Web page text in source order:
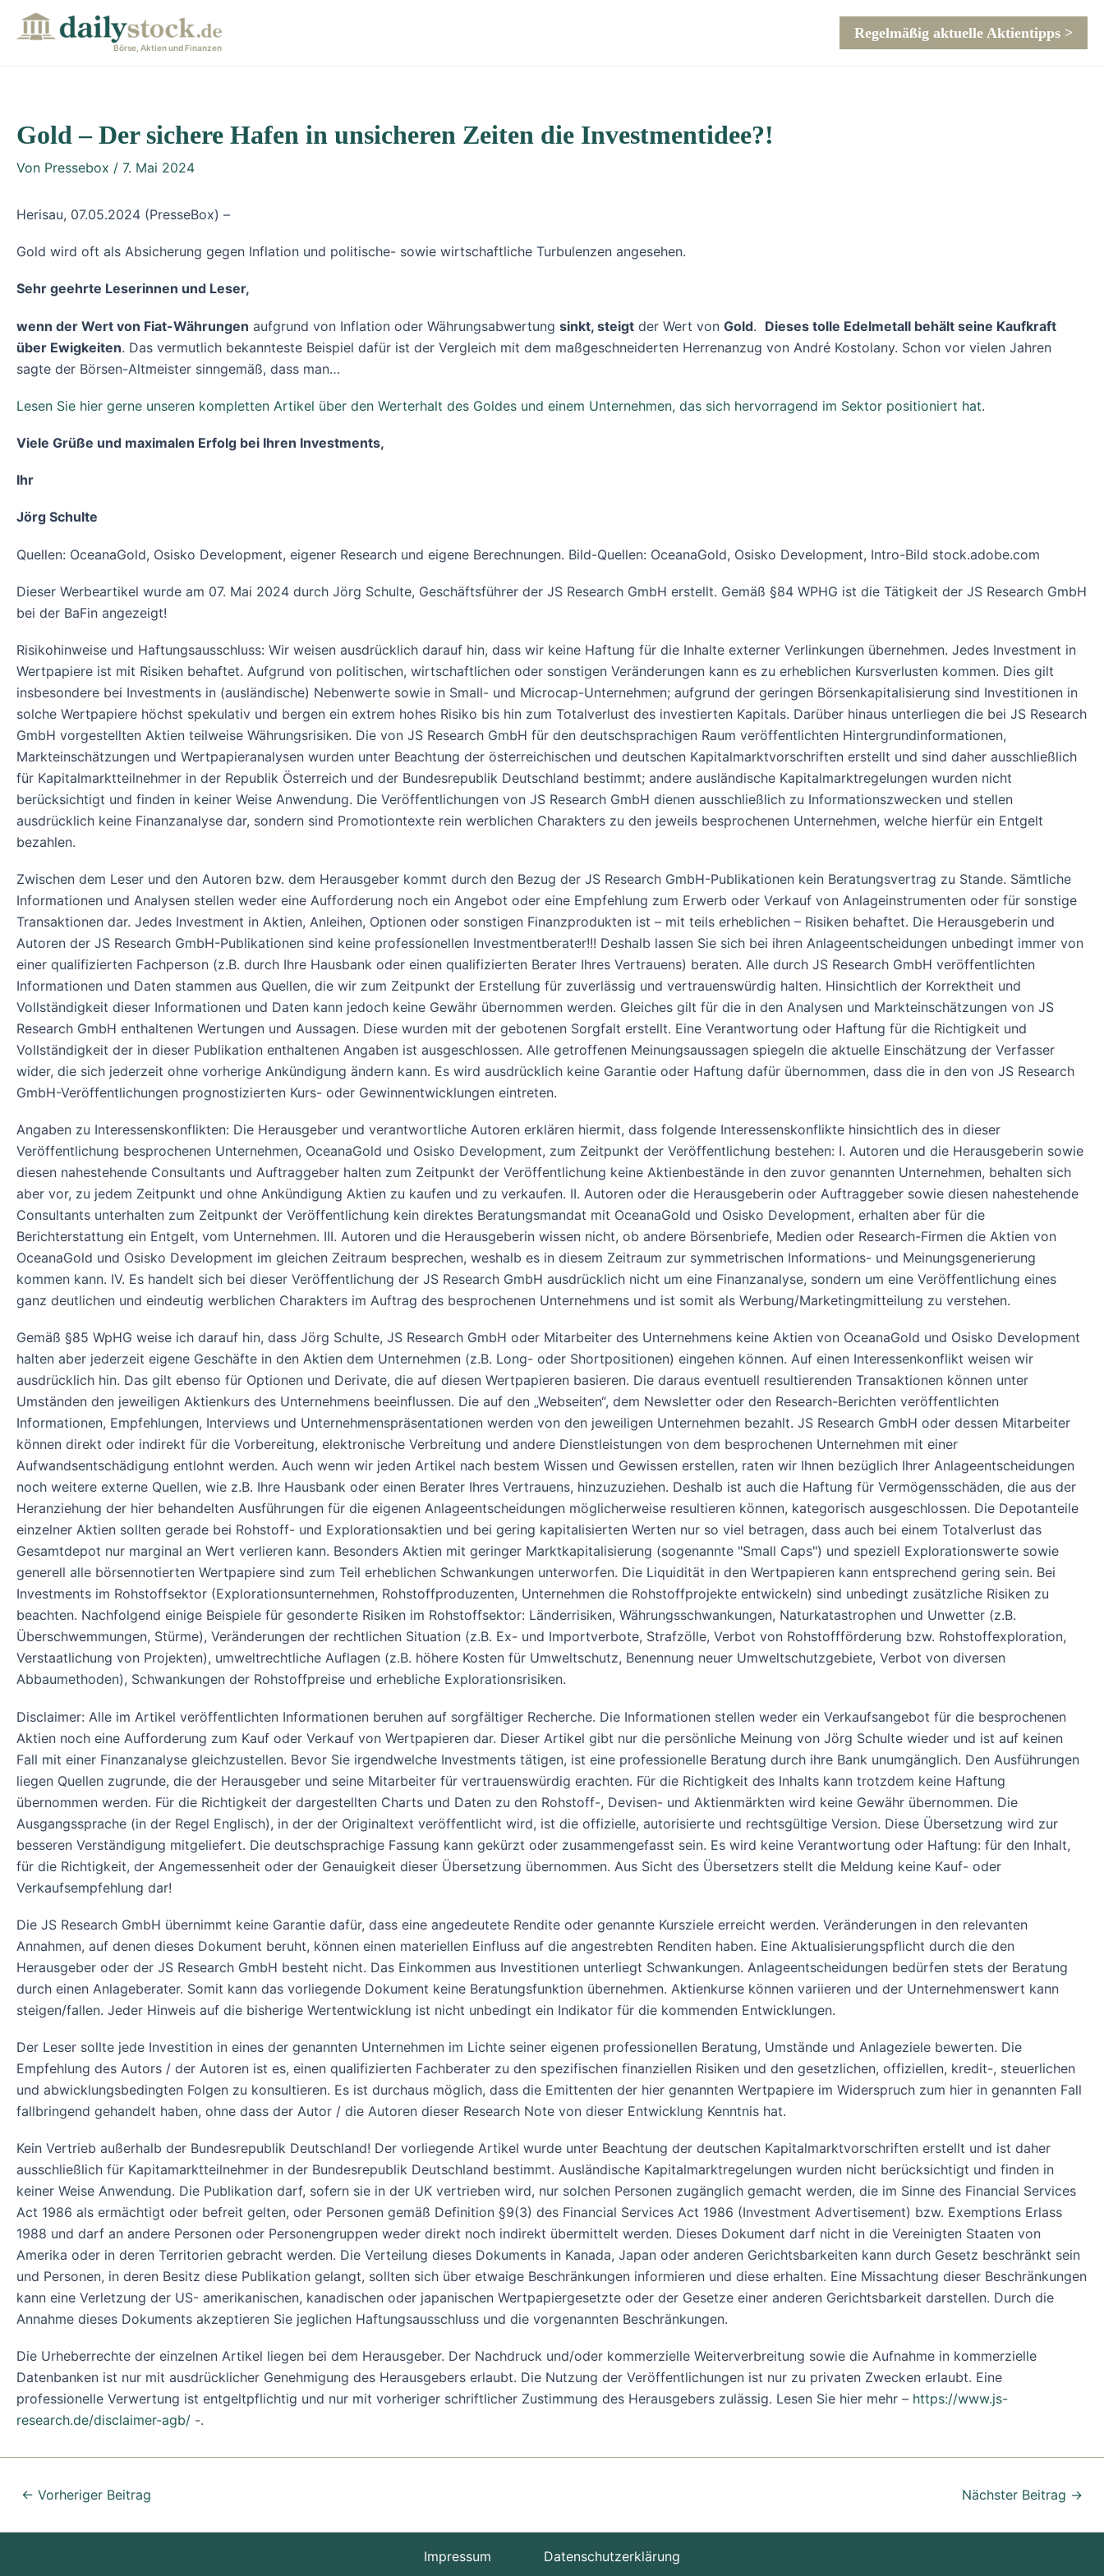
Inhalt
Börse, Aktien und Finanzen
Regelmäßig aktuelle Aktientipps >
Gold – Der sichere Hafen in unsicheren Zeiten die Investmentidee?!
Von Pressebox / 7. Mai 2024
Herisau, 07.05.2024 (PresseBox) –
Gold wird oft als Absicherung gegen Inflation und politische- sowie wirtschaftliche Turbulenzen angesehen.
Sehr geehrte Leserinnen und Leser,
wenn der Wert von Fiat-Währungen aufgrund von Inflation oder Währungsabwertung sinkt, steigt der Wert von Gold. Dieses tolle Edelmetall behält seine Kaufkraft
über Ewigkeiten. Das vermutlich bekannteste Beispiel dafür ist der Vergleich mit dem maßgeschneiderten Herrenanzug von André Kostolany. Schon vor vielen Jahren
sagte der Börsen-Altmeister sinngemäß, dass man…
Lesen Sie hier gerne unseren kompletten Artikel über den Werterhalt des Goldes und einem Unternehmen, das sich hervorragend im Sektor positioniert hat.
Viele Grüße und maximalen Erfolg bei Ihren Investments,
Ihr
Jörg Schulte
Quellen: OceanaGold, Osisko Development, eigener Research und eigene Berechnungen. Bild-Quellen: OceanaGold, Osisko Development, Intro-Bild stock.adobe.com
Dieser Werbeartikel wurde am 07. Mai 2024 durch Jörg Schulte, Geschäftsführer der JS Research GmbH erstellt. Gemäß §84 WPHG ist die Tätigkeit der JS Research GmbH
bei der BaFin angezeigt!
Risikohinweise und Haftungsausschluss: Wir weisen ausdrücklich darauf hin, dass wir keine Haftung für die Inhalte externer Verlinkungen übernehmen. Jedes Investment in
Wertpapiere ist mit Risiken behaftet. Aufgrund von politischen, wirtschaftlichen oder sonstigen Veränderungen kann es zu erheblichen Kursverlusten kommen. Dies gilt
insbesondere bei Investments in (ausländische) Nebenwerte sowie in Small- und Microcap-Unternehmen; aufgrund der geringen Börsenkapitalisierung sind Investitionen in
solche Wertpapiere höchst spekulativ und bergen ein extrem hohes Risiko bis hin zum Totalverlust des investierten Kapitals. Darüber hinaus unterliegen die bei JS Research
GmbH vorgestellten Aktien teilweise Währungsrisiken. Die von JS Research GmbH für den deutschsprachigen Raum veröffentlichten Hintergrundinformationen,
Markteinschätzungen und Wertpapieranalysen wurden unter Beachtung der österreichischen und deutschen Kapitalmarktvorschriften erstellt und sind daher ausschließlich
für Kapitalmarktteilnehmer in der Republik Österreich und der Bundesrepublik Deutschland bestimmt; andere ausländische Kapitalmarktregelungen wurden nicht
berücksichtigt und finden in keiner Weise Anwendung. Die Veröffentlichungen von JS Research GmbH dienen ausschließlich zu Informationszwecken und stellen
ausdrücklich keine Finanzanalyse dar, sondern sind Promotiontexte rein werblichen Charakters zu den jeweils besprochenen Unternehmen, welche hierfür ein Entgelt
bezahlen.
Zwischen dem Leser und den Autoren bzw. dem Herausgeber kommt durch den Bezug der JS Research GmbH-Publikationen kein Beratungsvertrag zu Stande. Sämtliche
Informationen und Analysen stellen weder eine Aufforderung noch ein Angebot oder eine Empfehlung zum Erwerb oder Verkauf von Anlageinstrumenten oder für sonstige
Transaktionen dar. Jedes Investment in Aktien, Anleihen, Optionen oder sonstigen Finanzprodukten ist – mit teils erheblichen – Risiken behaftet. Die Herausgeberin und
Autoren der JS Research GmbH-Publikationen sind keine professionellen Investmentberater!!! Deshalb lassen Sie sich bei ihren Anlageentscheidungen unbedingt immer von
einer qualifizierten Fachperson (z.B. durch Ihre Hausbank oder einen qualifizierten Berater Ihres Vertrauens) beraten. Alle durch JS Research GmbH veröffentlichten
Informationen und Daten stammen aus Quellen, die wir zum Zeitpunkt der Erstellung für zuverlässig und vertrauenswürdig halten. Hinsichtlich der Korrektheit und
Vollständigkeit dieser Informationen und Daten kann jedoch keine Gewähr übernommen werden. Gleiches gilt für die in den Analysen und Markteinschätzungen von JS
Research GmbH enthaltenen Wertungen und Aussagen. Diese wurden mit der gebotenen Sorgfalt erstellt. Eine Verantwortung oder Haftung für die Richtigkeit und
Vollständigkeit der in dieser Publikation enthaltenen Angaben ist ausgeschlossen. Alle getroffenen Meinungsaussagen spiegeln die aktuelle Einschätzung der Verfasser
wider, die sich jederzeit ohne vorherige Ankündigung ändern kann. Es wird ausdrücklich keine Garantie oder Haftung dafür übernommen, dass die in den von JS Research
GmbH-Veröffentlichungen prognostizierten Kurs- oder Gewinnentwicklungen eintreten.
Angaben zu Interessenskonflikten: Die Herausgeber und verantwortliche Autoren erklären hiermit, dass folgende Interessenskonflikte hinsichtlich des in dieser
Veröffentlichung besprochenen Unternehmen, OceanaGold und Osisko Development, zum Zeitpunkt der Veröffentlichung bestehen: I. Autoren und die Herausgeberin sowie
diesen nahestehende Consultants und Auftraggeber halten zum Zeitpunkt der Veröffentlichung keine Aktienbestände in den zuvor genannten Unternehmen, behalten sich
aber vor, zu jedem Zeitpunkt und ohne Ankündigung Aktien zu kaufen und zu verkaufen. II. Autoren oder die Herausgeberin oder Auftraggeber sowie diesen nahestehende
Consultants unterhalten zum Zeitpunkt der Veröffentlichung kein direktes Beratungsmandat mit OceanaGold und Osisko Development, erhalten aber für die
Berichterstattung ein Entgelt, vom Unternehmen. III. Autoren und die Herausgeberin wissen nicht, ob andere Börsenbriefe, Medien oder Research-Firmen die Aktien von
OceanaGold und Osisko Development im gleichen Zeitraum besprechen, weshalb es in diesem Zeitraum zur symmetrischen Informations- und Meinungsgenerierung
kommen kann. IV. Es handelt sich bei dieser Veröffentlichung der JS Research GmbH ausdrücklich nicht um eine Finanzanalyse, sondern um eine Veröffentlichung eines
ganz deutlichen und eindeutig werblichen Charakters im Auftrag des besprochenen Unternehmens und ist somit als Werbung/Marketingmitteilung zu verstehen.
Gemäß §85 WpHG weise ich darauf hin, dass Jörg Schulte, JS Research GmbH oder Mitarbeiter des Unternehmens keine Aktien von OceanaGold und Osisko Development
halten aber jederzeit eigene Geschäfte in den Aktien dem Unternehmen (z.B. Long- oder Shortpositionen) eingehen können. Auf einen Interessenkonflikt weisen wir
ausdrücklich hin. Das gilt ebenso für Optionen und Derivate, die auf diesen Wertpapieren basieren. Die daraus eventuell resultierenden Transaktionen können unter
Umständen den jeweiligen Aktienkurs des Unternehmens beeinflussen. Die auf den „Webseiten“, dem Newsletter oder den Research-Berichten veröffentlichten
Informationen, Empfehlungen, Interviews und Unternehmenspräsentationen werden von den jeweiligen Unternehmen bezahlt. JS Research GmbH oder dessen Mitarbeiter
können direkt oder indirekt für die Vorbereitung, elektronische Verbreitung und andere Dienstleistungen von dem besprochenen Unternehmen mit einer
Aufwandsentschädigung entlohnt werden. Auch wenn wir jeden Artikel nach bestem Wissen und Gewissen erstellen, raten wir Ihnen bezüglich Ihrer Anlageentscheidungen
noch weitere externe Quellen, wie z.B. Ihre Hausbank oder einen Berater Ihres Vertrauens, hinzuzuziehen. Deshalb ist auch die Haftung für Vermögensschäden, die aus der
Heranziehung der hier behandelten Ausführungen für die eigenen Anlageentscheidungen möglicherweise resultieren können, kategorisch ausgeschlossen. Die Depotanteile
einzelner Aktien sollten gerade bei Rohstoff- und Explorationsaktien und bei gering kapitalisierten Werten nur so viel betragen, dass auch bei einem Totalverlust das
Gesamtdepot nur marginal an Wert verlieren kann. Besonders Aktien mit geringer Marktkapitalisierung (sogenannte "Small Caps") und speziell Explorationswerte sowie
generell alle börsennotierten Wertpapiere sind zum Teil erheblichen Schwankungen unterworfen. Die Liquidität in den Wertpapieren kann entsprechend gering sein. Bei
Investments im Rohstoffsektor (Explorationsunternehmen, Rohstoffproduzenten, Unternehmen die Rohstoffprojekte entwickeln) sind unbedingt zusätzliche Risiken zu
beachten. Nachfolgend einige Beispiele für gesonderte Risiken im Rohstoffsektor: Länderrisiken, Währungsschwankungen, Naturkatastrophen und Unwetter (z.B.
Überschwemmungen, Stürme), Veränderungen der rechtlichen Situation (z.B. Ex- und Importverbote, Strafzölle, Verbot von Rohstoffförderung bzw. Rohstoffexploration,
Verstaatlichung von Projekten), umweltrechtliche Auflagen (z.B. höhere Kosten für Umweltschutz, Benennung neuer Umweltschutzgebiete, Verbot von diversen
Abbaumethoden), Schwankungen der Rohstoffpreise und erhebliche Explorationsrisiken.
Disclaimer: Alle im Artikel veröffentlichten Informationen beruhen auf sorgfältiger Recherche. Die Informationen stellen weder ein Verkaufsangebot für die besprochenen
Aktien noch eine Aufforderung zum Kauf oder Verkauf von Wertpapieren dar. Dieser Artikel gibt nur die persönliche Meinung von Jörg Schulte wieder und ist auf keinen
Fall mit einer Finanzanalyse gleichzustellen. Bevor Sie irgendwelche Investments tätigen, ist eine professionelle Beratung durch ihre Bank unumgänglich. Den Ausführungen
liegen Quellen zugrunde, die der Herausgeber und seine Mitarbeiter für vertrauenswürdig erachten. Für die Richtigkeit des Inhalts kann trotzdem keine Haftung
übernommen werden. Für die Richtigkeit der dargestellten Charts und Daten zu den Rohstoff-, Devisen- und Aktienmärkten wird keine Gewähr übernommen. Die
Ausgangssprache (in der Regel Englisch), in der der Originaltext veröffentlicht wird, ist die offizielle, autorisierte und rechtsgültige Version. Diese Übersetzung wird zur
besseren Verständigung mitgeliefert. Die deutschsprachige Fassung kann gekürzt oder zusammengefasst sein. Es wird keine Verantwortung oder Haftung: für den Inhalt,
für die Richtigkeit, der Angemessenheit oder der Genauigkeit dieser Übersetzung übernommen. Aus Sicht des Übersetzers stellt die Meldung keine Kauf- oder
Verkaufsempfehlung dar!
Die JS Research GmbH übernimmt keine Garantie dafür, dass eine angedeutete Rendite oder genannte Kursziele erreicht werden. Veränderungen in den relevanten
Annahmen, auf denen dieses Dokument beruht, können einen materiellen Einfluss auf die angestrebten Renditen haben. Eine Aktualisierungspflicht durch die den
Herausgeber oder der JS Research GmbH besteht nicht. Das Einkommen aus Investitionen unterliegt Schwankungen. Anlageentscheidungen bedürfen stets der Beratung
durch einen Anlageberater. Somit kann das vorliegende Dokument keine Beratungsfunktion übernehmen. Aktienkurse können variieren und der Unternehmenswert kann
steigen/fallen. Jeder Hinweis auf die bisherige Wertentwicklung ist nicht unbedingt ein Indikator für die kommenden Entwicklungen.
Der Leser sollte jede Investition in eines der genannten Unternehmen im Lichte seiner eigenen professionellen Beratung, Umstände und Anlageziele bewerten. Die
Empfehlung des Autors / der Autoren ist es, einen qualifizierten Fachberater zu den spezifischen finanziellen Risiken und den gesetzlichen, offiziellen, kredit-, steuerlichen
und abwicklungsbedingten Folgen zu konsultieren. Es ist durchaus möglich, dass die Emittenten der hier genannten Wertpapiere im Widerspruch zum hier in genannten Fall
fallbringend gehandelt haben, ohne dass der Autor / die Autoren dieser Research Note von dieser Entwicklung Kenntnis hat.
Kein Vertrieb außerhalb der Bundesrepublik Deutschland! Der vorliegende Artikel wurde unter Beachtung der deutschen Kapitalmarktvorschriften erstellt und ist daher
ausschließlich für Kapitamarktteilnehmer in der Bundesrepublik Deutschland bestimmt. Ausländische Kapitalmarktregelungen wurden nicht berücksichtigt und finden in
keiner Weise Anwendung. Die Publikation darf, sofern sie in der UK vertrieben wird, nur solchen Personen zugänglich gemacht werden, die im Sinne des Financial Services
Act 1986 als ermächtigt oder befreit gelten, oder Personen gemäß Definition §9(3) des Financial Services Act 1986 (Investment Advertisement) bzw. Exemptions Erlass
1988 und darf an andere Personen oder Personengruppen weder direkt noch indirekt übermittelt werden. Dieses Dokument darf nicht in die Vereinigten Staaten von
Amerika oder in deren Territorien gebracht werden. Die Verteilung dieses Dokuments in Kanada, Japan oder anderen Gerichtsbarkeiten kann durch Gesetz beschränkt sein
und Personen, in deren Besitz diese Publikation gelangt, sollten sich über etwaige Beschränkungen informieren und diese erhalten. Eine Missachtung dieser Beschränkungen
kann eine Verletzung der US- amerikanischen, kanadischen oder japanischen Wertpapiergesetzte oder der Gesetze einer anderen Gerichtsbarkeit darstellen. Durch die
Annahme dieses Dokuments akzeptieren Sie jeglichen Haftungsausschluss und die vorgenannten Beschränkungen.
Die Urheberrechte der einzelnen Artikel liegen bei dem Herausgeber. Der Nachdruck und/oder kommerzielle Weiterverbreitung sowie die Aufnahme in kommerzielle
Datenbanken ist nur mit ausdrücklicher Genehmigung des Herausgebers erlaubt. Die Nutzung der Veröffentlichungen ist nur zu privaten Zwecken erlaubt. Eine
professionelle Verwertung ist entgeltpflichtig und nur mit vorheriger schriftlicher Zustimmung des Herausgebers zulässig. Lesen Sie hier mehr – https://www.js-
research.de/disclaimer-agb/ -.
navigation
← Vorheriger Beitrag Nächster Beitrag →
Impressum Datenschutzerklärung